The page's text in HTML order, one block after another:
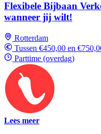
Flexibele Bijbaan
wanneer jij wilt!
Rotterdam
Tussen €450,00 en
Parttime (overdag)
Lees meer